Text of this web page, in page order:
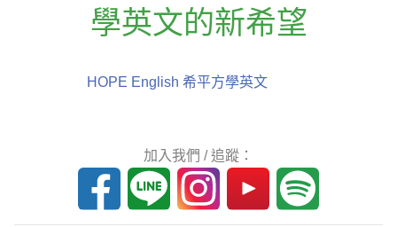
學英文的新希望
HOPE English 希平方學英文
加入我們 / 追蹤：